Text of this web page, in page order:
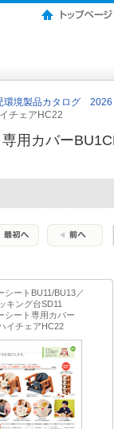
境製品カタログ 2026
チェアHC22
用カバー
シートBU11/BU13／
キング台SD11
シート専用カバー
イチェアHC22